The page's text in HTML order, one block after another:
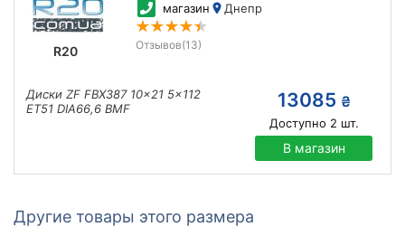
R20
магазин Днепр
Отзывов(13)
Диски ZF FBX387 10x21 5x112
ET51 DIA66,6 BMF
13085 ₴
Доступно 2 шт.
В магазин
Другие товары этого размера